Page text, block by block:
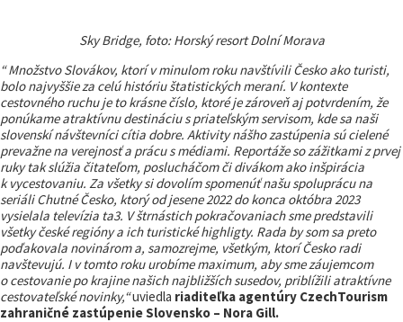
Sky Bridge, foto: Horský resort Dolní Morava
“ Množstvo Slovákov, ktorí v minulom roku navštívili Česko ako turisti,
bolo najvyššie za celú históriu štatistických meraní. V kontexte
cestovného ruchu je to krásne číslo, ktoré je zároveň aj potvrdením, že
ponúkame atraktívnu destináciu s priateľským servisom, kde sa naši
slovenskí návštevníci cítia dobre. Aktivity nášho zastúpenia sú cielené
prevažne na verejnosť a prácu s médiami. Reportáže so zážitkami z prvej
ruky tak slúžia čitateľom, poslucháčom či divákom ako inšpirácia
k vycestovaniu. Za všetky si dovolím spomenúť našu spoluprácu na
seriáli Chutné Česko, ktorý od jesene 2022 do konca októbra 2023
vysielala televízia ta3. V štrnástich pokračovaniach sme predstavili
všetky české regióny a ich turistické highligty. Rada by som sa preto
poďakovala novinárom a, samozrejme, všetkým, ktorí Česko radi
navštevujú. I v tomto roku urobíme maximum, aby sme záujemcom
o cestovanie po krajine našich najbližších susedov, priblížili atraktívne
cestovateľské novinky,“uviedla riaditeľka agentúry CzechTourism
zahraničné zastúpenie Slovensko – Nora Gill.